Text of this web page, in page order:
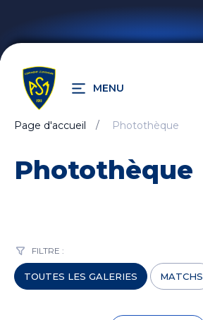
RECHERCHER
MENU
Page d'accueil Photothèque
Photothèque
FILTRE :
TOUTES LES GALERIES MATCHS